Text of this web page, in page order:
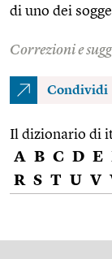
di uno dei
Correzioni e
Condividi
Il dizionario di
A B C D E
R S T U V